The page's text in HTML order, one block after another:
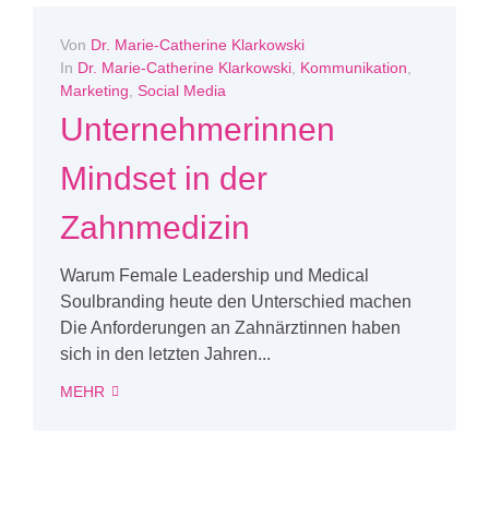
Von Dr. Marie-Catherine Klarkowski
In Dr. Marie-Catherine Klarkowski Kommunikation
Marketing
Social Media
Unternehmerinnen
Mindset in der
Zahnmedizin
Warum Female Leadership und Medical
Soulbranding heute den Unterschied machen
Die Anforderungen an Zahnärztinnen haben
sich in den letzten Jahren...
MEHR